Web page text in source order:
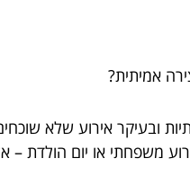
אמיתית?
ובעיקר אירוע שלא
או יום הולדת –